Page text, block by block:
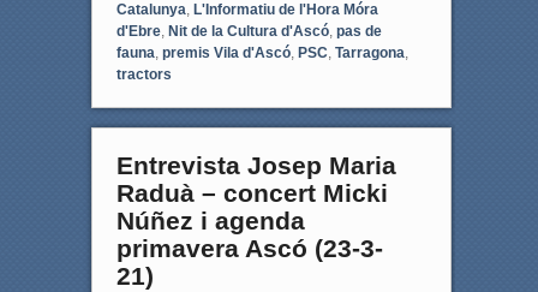
Catalunya, L'Informatiu de l'Hora Móra
d'Ebre, Nit de la Cultura d'Ascó, pas de
fauna, premis Vila d'Ascó, PSC, Tarragona,
tractors
Entrevista Josep Maria
Raduà – concert Micki
Núñez i agenda
primavera Ascó (23-3-
21)